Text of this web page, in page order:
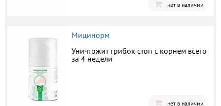
нет в наличии
Мицинорм
Уничтожит грибок стоп с корнем всего
за 4 недели
нет в наличии